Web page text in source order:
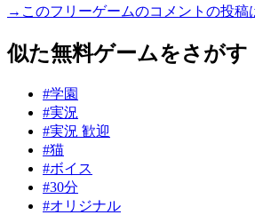
→このフリーゲームのコメントの投稿
似た無料ゲームをさがす
#学園
#実況
#実況 歓迎
#猫
#ボイス
#30分
#オリジナル